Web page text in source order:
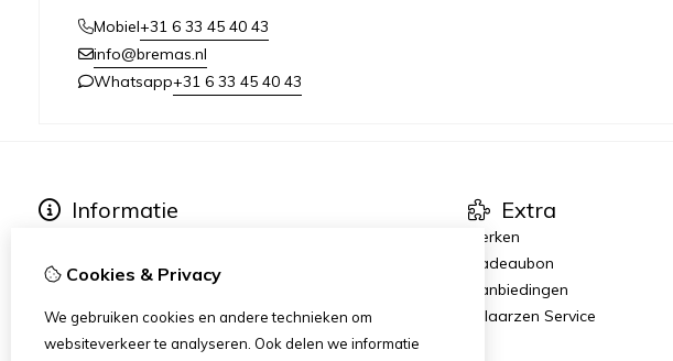
Mobiel+31 6 33 45 40 43
info@bremas.nl
Whatsapp+31 6 33 45 40 43
Informatie
Algemene Voorwaarden
Privacy Statement
Extra
Merken
Cadeaubon
Aanbiedingen
Rijlaarzen Service
Cookies & Privacy
We gebruiken cookies en andere technieken om
websiteverkeer te analyseren. Ook delen we informatie